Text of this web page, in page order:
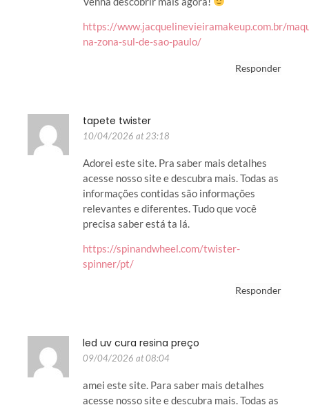
https://www.jacquelinevieiramakeup.com.br/
na-zona-sul-de-sao-paulo/
Responder
tapete twister
10/04/2026 at 23:18
Adorei este site. Pra saber mais detalhes
acesse nosso site e descubra mais. Todas as
informações contidas são informações
relevantes e diferentes. Tudo que você
precisa saber está ta lá.
https://spinandwheel.com/twister-
spinner/pt/
Responder
led uv cura resina preço
09/04/2026 at 08:04
amei este site. Para saber mais detalhes
acesse nosso site e descubra mais. Todas as